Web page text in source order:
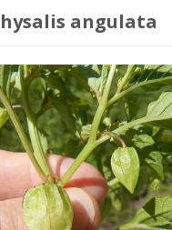
angulata